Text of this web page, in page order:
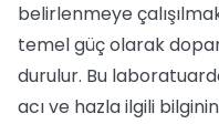
belirlenmeye
temel güç olarak
durulur. Bu
acı ve hazla ilgili